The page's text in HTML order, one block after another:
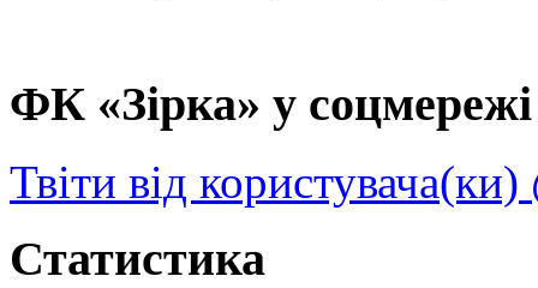
ФК «Зірка» у
Твіти від
Статистика